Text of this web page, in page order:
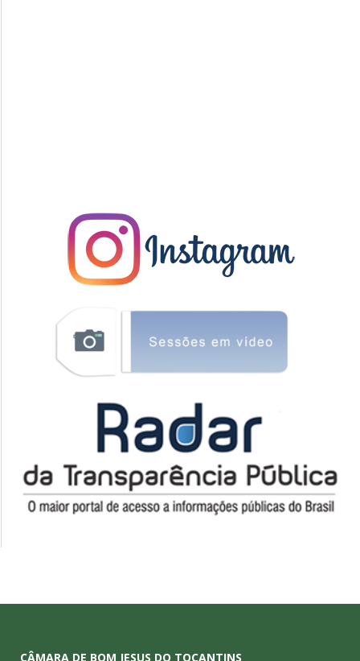
CÂMARA DE BOM JESUS DO TOCANTINS